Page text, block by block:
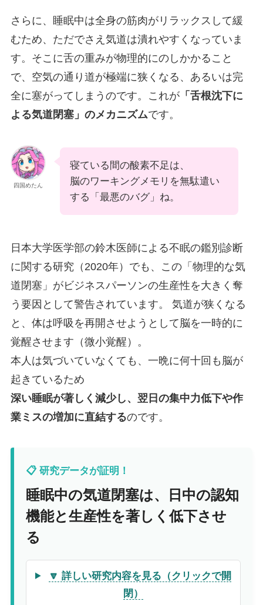
さらに、睡眠中は全身の筋肉がリラックスして緩
むため、ただでさえ気道は潰れやすくなっていま
す。そこに舌の重みが物理的にのしかかること
で、空気の通り道が極端に狭くなる、あるいは完
全に塞がってしまうのです。これが「舌根沈下に
よる気道閉塞」のメカニズムです。
四国めたん
寝ている間の酸素不足は、
脳のワーキングメモリを無駄遣い
する「最悪のバグ」ね。
日本大学医学部の鈴木医師による不眠の鑑別診断
に関する研究（2020年）でも、この「物理的な気
道閉塞」がビジネスパーソンの生産性を大きく奪
う要因として警告されています。 気道が狭くなる
と、体は呼吸を再開させようとして脳を一時的に
覚醒させます（微小覚醒）。
本人は気づいていなくても、一晩に何十回も脳が
起きているため
深い睡眠が著しく減少し、翌日の集中力低下や作
業ミスの増加に直結するのです。
📋 研究データが証明！
睡眠中の気道閉塞は、日中の認知
機能と生産性を著しく低下させ
る
🔽 詳しい研究内容を見る（クリックで開
閉）